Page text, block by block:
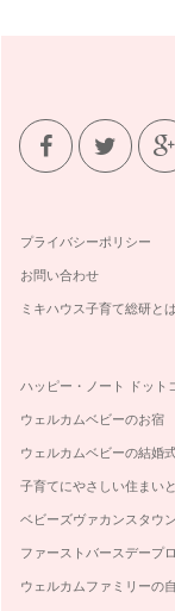
ミ置き場、集会室
住宅初心者が選ん
インターネットの
動産広告。これか
なのが「周辺環境
子どもが誕生して
ほしいな」と思う
プライバシーポリシー
お問い合わせ
ミキハウス子育て総研とは
ハッピー・ノート ドット
ウェルカムベビーのお宿
ウェルカムベビーの結婚
子育てにやさしい住まい
ベビーズヴァカンスタウン
ファーストバースデープ
ウェルカムファミリーの